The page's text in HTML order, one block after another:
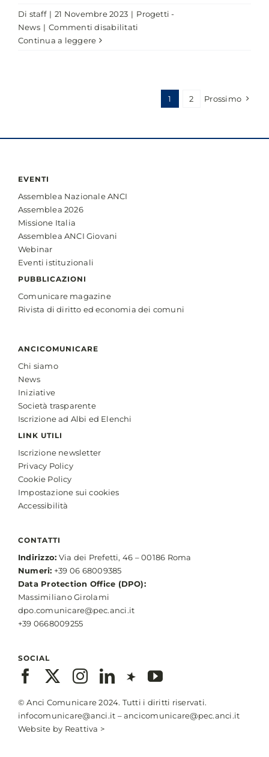
Di staff | 21 Novembre 2023 | Progetti -
News | Commenti disabilitati
Continua a leggere
1 2 Prossimo
EVENTI
Assemblea Nazionale ANCI
Assemblea 2026
Missione Italia
Assemblea ANCI Giovani
Webinar
Eventi istituzionali
PUBBLICAZIONI
Comunicare magazine
Rivista di diritto ed economia dei comuni
ANCICOMUNICARE
Chi siamo
News
Iniziative
Società trasparente
Iscrizione ad Albi ed Elenchi
LINK UTILI
Iscrizione newsletter
Privacy Policy
Cookie Policy
Impostazione sui cookies
Accessibilità
CONTATTI
Indirizzo: Via dei Prefetti, 46 – 00186 Roma
Numeri: +39 06 68009385
Data Protection Office (DPO):
Massimiliano Girolami
dpo.comunicare@pec.anci.it
+39 0668009255
SOCIAL
© Anci Comunicare 2024. Tutti i diritti riservati.
infocomunicare@anci.it –ancicomunicare@pec.anci.it
Website by Reattiva >